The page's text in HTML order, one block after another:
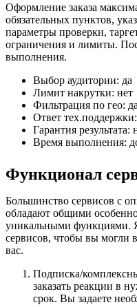
Оформление заказа
обязательных пунктов,
параметры проверки,
ограничения и лимиты.
выполнения.
Выбор аудитории: да
Лимит накрутки: нет
Фильтрация по гео: да
Ответ
Гарантия результата:
Время выполнения:
Функционал
Большинство сервисов с
обладают общими
уникальными функциями.
сервисов, чтобы вы могли
вас.
Подписка/
заказать реакции в
срок. Вы задаете